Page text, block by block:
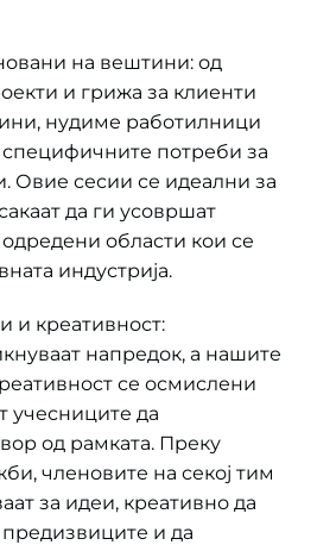
на вештини: од
и грижа за клиенти
нудиме работилници
потреби за
Овие сесии се идеални за
да ги усовршат
области кои се
индустрија.
и креативност:
напредок, а нашите
се осмислени
учесниците да
од рамката. Преку
членовите на секој тим
за идеи, креативно да
и да